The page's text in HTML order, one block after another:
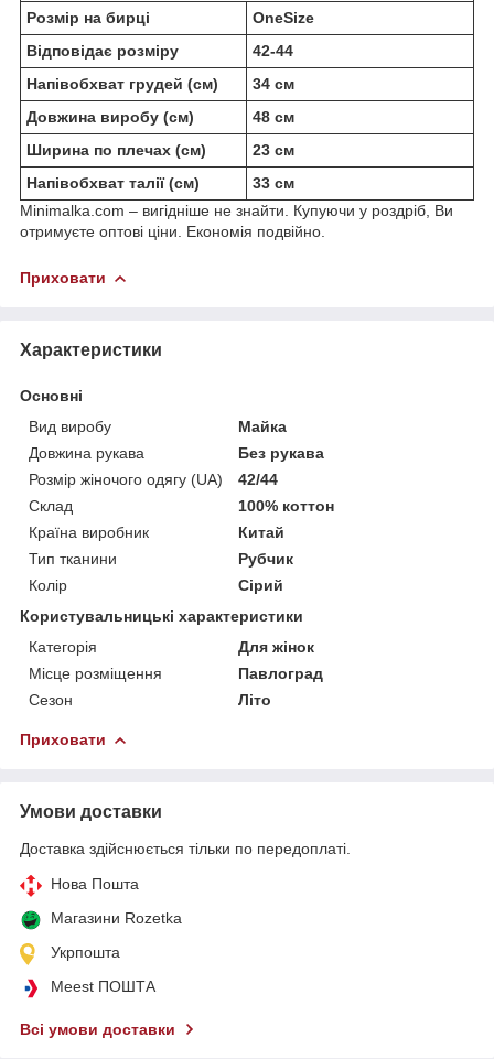
Розмір на бирці
OneSize
Відповідає розміру
42-44
Напівобхват грудей (см)
34 см
Довжина виробу (см)
48 см
Ширина по плечах (см)
23 см
Напівобхват талії (см)
33 см
Minimalka.com – вигідніше не знайти. Купуючи у роздріб, Ви
отримуєте оптові ціни. Економія подвійно.
Приховати
Характеристики
Основні
Вид виробу
Майка
Довжина рукава
Без рукава
Розмір жіночого одягу (UA)
42/44
Склад
100% коттон
Країна виробник
Китай
Тип тканини
Рубчик
Колір
Сірий
Користувальницькі характеристики
Категорія
Для жінок
Місце розміщення
Павлоград
Сезон
Літо
Приховати
Умови доставки
Доставка здійснюється тільки по передоплаті.
Нова Пошта
Магазини Rozetka
Укрпошта
Meest ПОШТА
Всі умови доставки